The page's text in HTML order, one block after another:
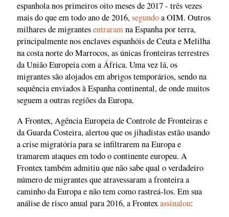
espanhola nos primeiros oito meses de 2017 - três vezes
mais do que em todo ano de 2016,segundoa OIM. Outros
milhares de migrantesentraramna Espanha por terra,
principalmente nos enclaves espanhóis de Ceuta e Melilha
na costa norte do Marrocos, as únicas fronteiras terrestres
da União Europeia com a África. Uma vez lá, os
migrantes são alojados em abrigos temporários, sendo na
sequência enviados à Espanha continental, de onde muitos
seguem a outras regiões da Europa.
A Frontex, Agência Europeia de Controle de Fronteiras e
da Guarda Costeira, alertou que os jihadistas estão usando
a crise migratória para se infiltrarem na Europa e
tramarem ataques em todo o continente europeu. A
Frontex também admitiu que não sabe qual o verdadeiro
número de migrantes que atravessaram a fronteira a
caminho da Europa e não tem como rastreá-los. Em sua
análise de risco anual para 2016, a Frontexassinalou: